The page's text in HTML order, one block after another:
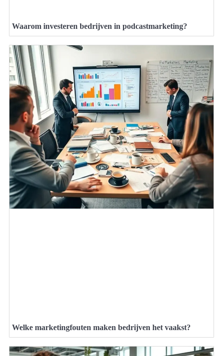
Waarom investeren bedrijven in podcastmarketing?
Welke marketingfouten maken bedrijven het vaakst?